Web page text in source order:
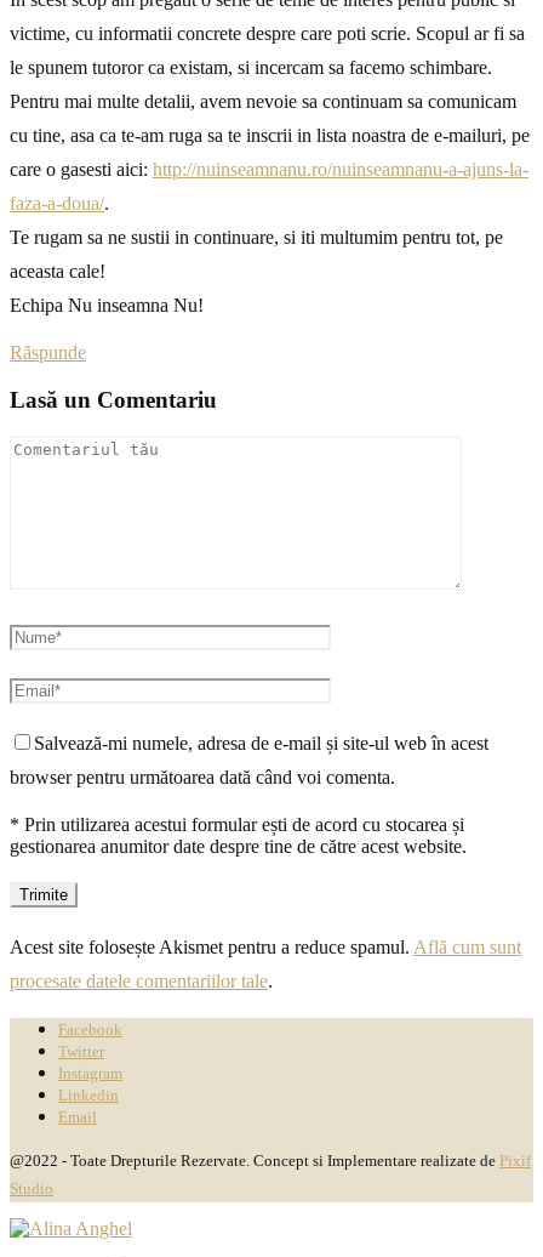
victime, cu informatii concrete despre care poti scrie. Scopul ar fi sa
le spunem tutoror ca existam, si incercam sa facemo schimbare.
Pentru mai multe detalii, avem nevoie sa continuam sa comunicam
cu tine, asa ca te-am ruga sa te inscrii in lista noastra de e-mailuri, pe
care o gasesti aici: http://nuinseamnanu.ro/nuinseamnanu-a-ajuns-la-
faza-a-doua/.
Te rugam sa ne sustii in continuare, si iti multumim pentru tot, pe
aceasta cale!
Echipa Nu inseamna Nu!
Răspunde
Lasă un Comentariu
Salvează-mi numele, adresa de e-mail și site-ul web în acest
browser pentru următoarea dată când voi comenta.
* Prin utilizarea acestui formular ești de acord cu stocarea și
gestionarea anumitor date despre tine de către acest website.
Acest site folosește Akismet pentru a reduce spamul. Află cum sunt
procesate datele comentariilor tale.
Facebook
Twitter
Instagram
Linkedin
Email
@2022 - Toate Drepturile Rezervate. Concept si Implementare realizate de Pixif
Studio